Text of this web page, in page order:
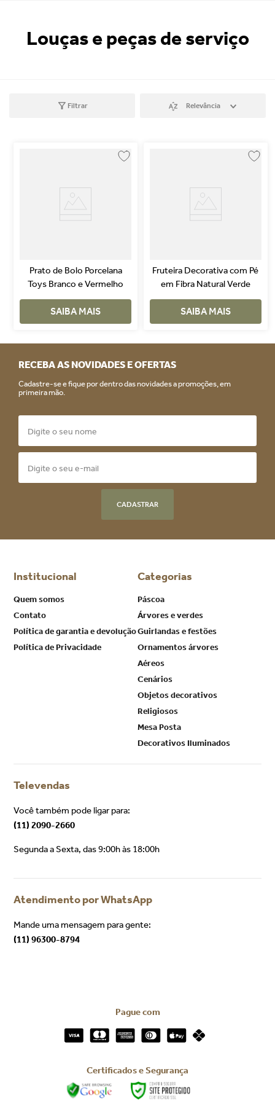
Louças e peças de serviço
Filtrar Relevância
Prato de Bolo Porcelana
Toys Branco e Vermelho
SAIBA MAIS
Fruteira Decorativa com Pé
em Fibra Natural Verde
SAIBA MAIS
RECEBA AS NOVIDADES E OFERTAS
Cadastre-se e fique por dentro das novidades a promoções, em
primeira mão.
CADASTRAR
Institucional
Quem somos
Contato
Política de garantia e devolução
Política de Privacidade
Categorias
Páscoa
Árvores e verdes
Guirlandas e festões
Ornamentos árvores
Aéreos
Cenários
Objetos decorativos
Religiosos
Mesa Posta
Decorativos Iluminados
Televendas
Você também pode ligar para:
(11) 2090-2660
Segunda a Sexta, das 9:00h às 18:00h
Atendimento por WhatsApp
Mande uma mensagem para gente:
(11) 96300-8794
Pague com
Certificados e Segurança